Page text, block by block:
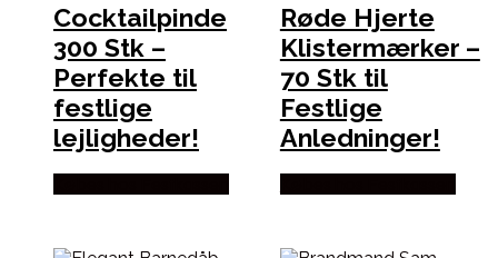
Cocktailpinde
300 Stk –
Perfekte til
festlige
lejligheder!
Røde Hjerte
Klistermærker –
70 Stk til
Festlige
Anledninger!